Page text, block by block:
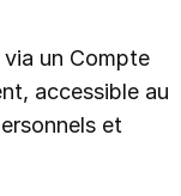
un Compte
accessible au
et